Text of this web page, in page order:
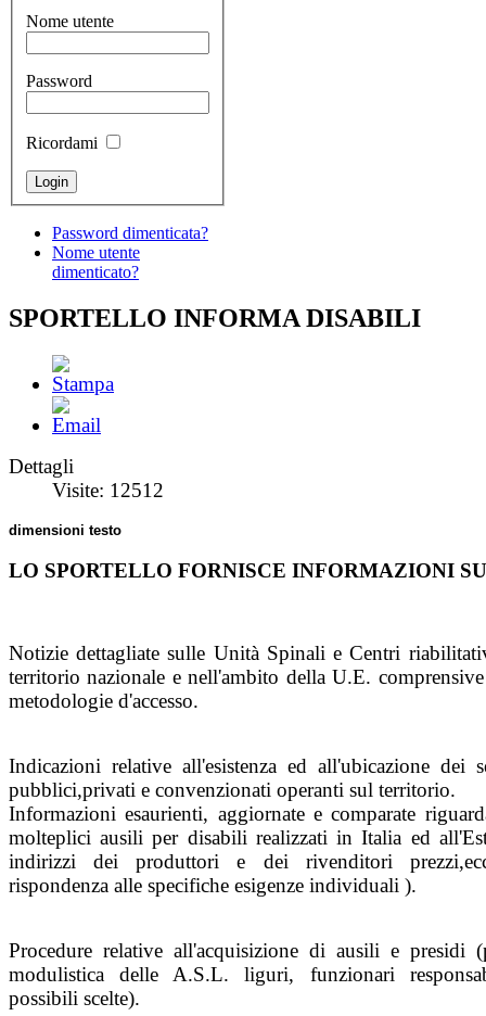
Nome utente
Password
Ricordami
Password dimenticata?
Nome utente
dimenticato?
SPORTELLO INFORMA DISABILI
Dettagli
Visite: 12512
dimensioni testo
LO SPORTELLO FORNISCE INFORMAZIONI
Notizie dettagliate sulle Unità Spinali e Centri
territorio nazionale e nell'ambito della U.E.
metodologie d'accesso.
Indicazioni relative all'esistenza ed all'ubicazione dei
pubblici,privati e convenzionati operanti sul territorio.
Informazioni esaurienti, aggiornate e comparate
molteplici ausili per disabili realizzati in Italia ed
indirizzi dei produttori e dei rivenditori
rispondenza alle specifiche esigenze individuali ).
Procedure relative all'acquisizione di ausili e presidi
modulistica delle A.S.L. liguri, funzionari
possibili scelte).